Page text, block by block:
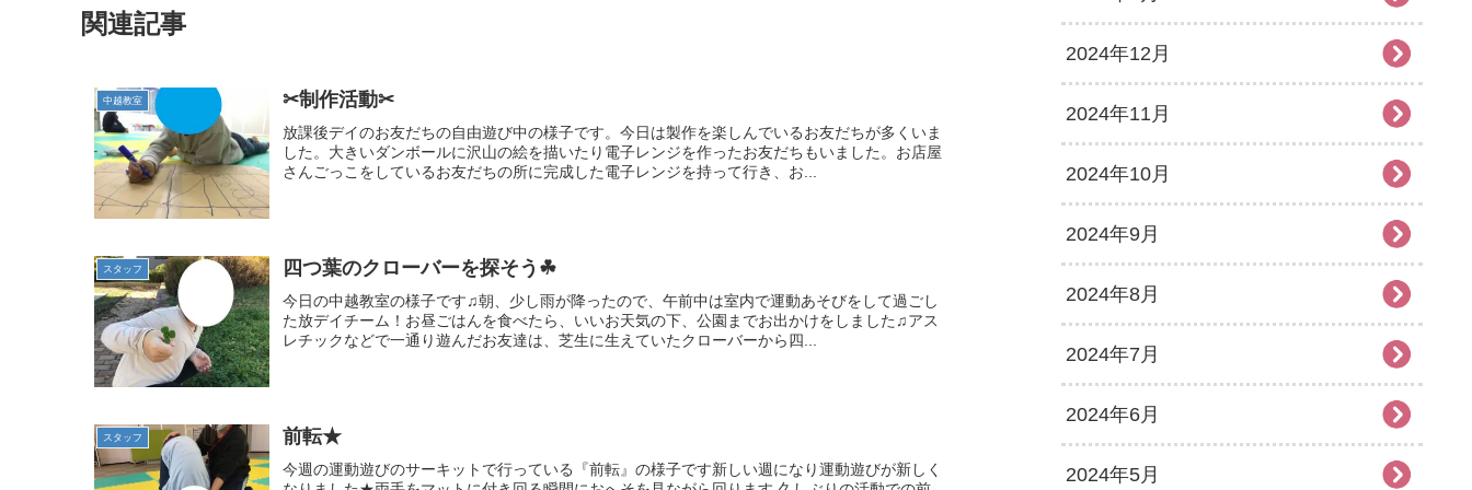
関連記事
中越教室 ✂制作活動✂
放課後デイのお友だちの自由遊び中の様子です。今日は製作を楽しんでいるお友だちが多くいま
した。大きいダンボールに沢山の絵を描いたり電子レンジを作ったお友だちもいました。お店屋
さんごっこをしているお友だちの所に完成した電子レンジを持って行き、お...
スタッフ 四つ葉のクローバーを探そう☘
今日の中越教室の様子です♫朝、少し雨が降ったので、午前中は室内で運動あそびをして過ごし
た放デイチーム！お昼ごはんを食べたら、いいお天気の下、公園までお出かけをしました♫アス
レチックなどで一通り遊んだお友達は、芝生に生えていたクローバーから四...
スタッフ 前転★
今週の運動遊びのサーキットで行っている『前転』の様子です新しい週になり運動遊びが新しく
2024年12月
2024年11月
2024年10月
2024年9月
2024年8月
2024年7月
2024年6月
2024年5月